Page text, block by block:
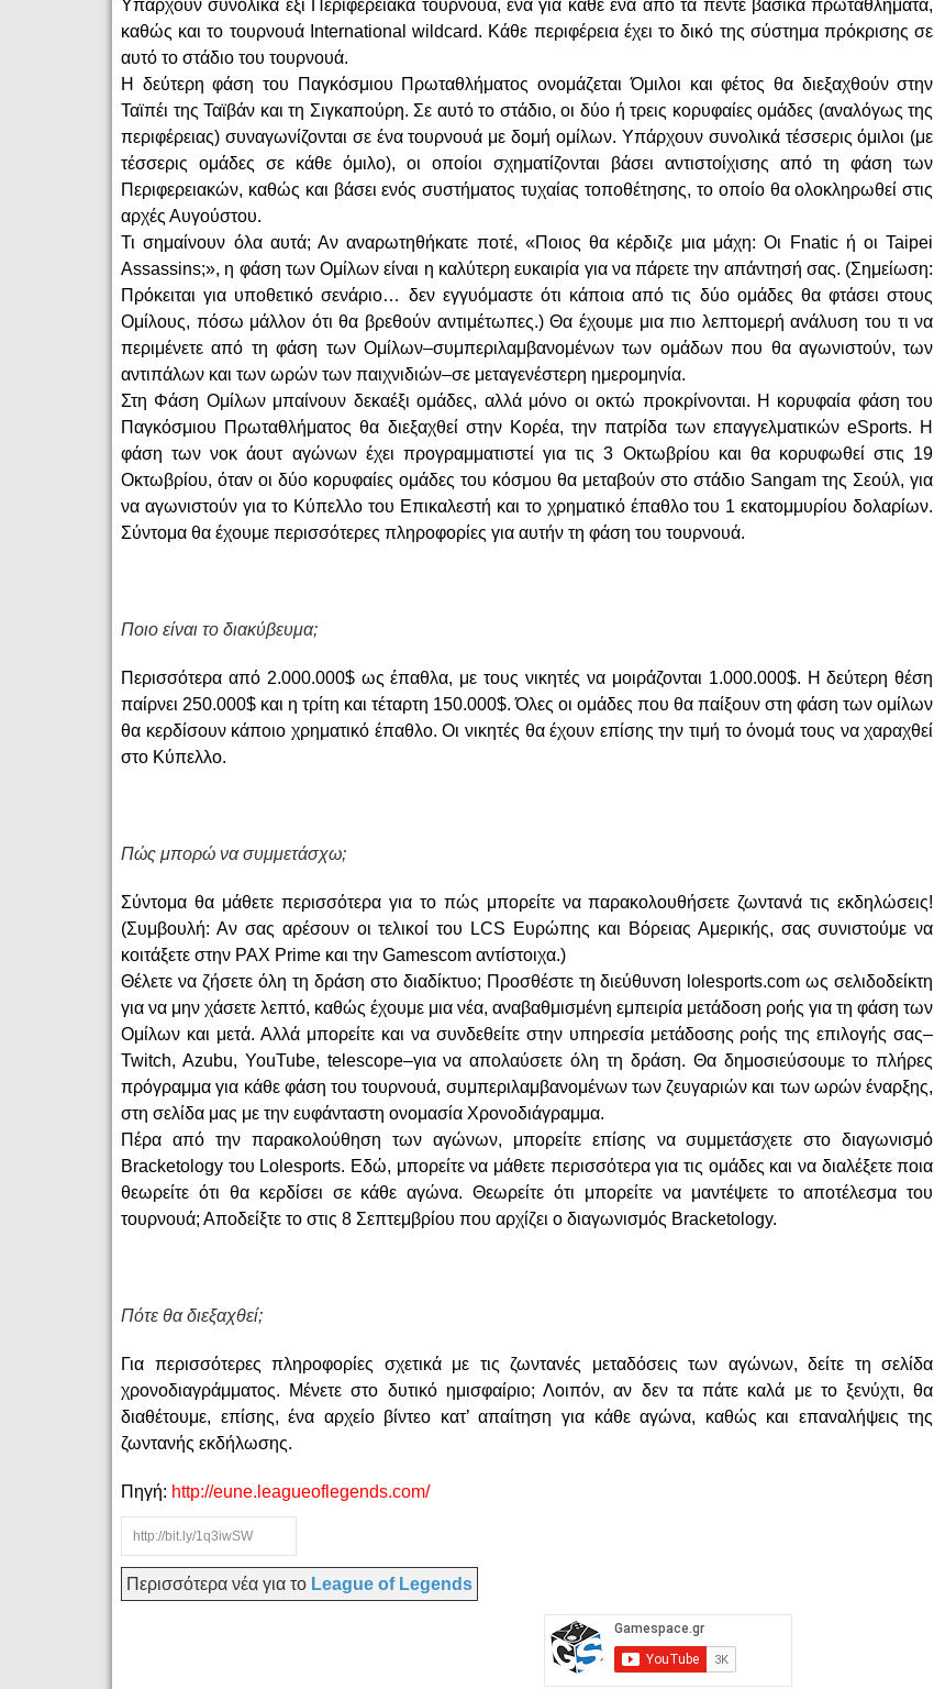
Υπάρχουν συνολικά έξι Περιφερειακά τουρνουά, ένα για κάθε ένα από τα πέντε βασικά πρωταθλήματα,
καθώς και το τουρνουά International wildcard. Κάθε περιφέρεια έχει το δικό της σύστημα πρόκρισης σε
αυτό το στάδιο του τουρνουά.
Η δεύτερη φάση του Παγκόσμιου Πρωταθλήματος ονομάζεται Όμιλοι και φέτος θα διεξαχθούν στην
Ταϊπέι της Ταϊβάν και τη Σιγκαπούρη. Σε αυτό το στάδιο, οι δύο ή τρεις κορυφαίες ομάδες (αναλόγως της
περιφέρειας) συναγωνίζονται σε ένα τουρνουά με δομή ομίλων. Υπάρχουν συνολικά τέσσερις όμιλοι (με
τέσσερις ομάδες σε κάθε όμιλο), οι οποίοι σχηματίζονται βάσει αντιστοίχισης από τη φάση των
Περιφερειακών, καθώς και βάσει ενός συστήματος τυχαίας τοποθέτησης, το οποίο θα ολοκληρωθεί στις
αρχές Αυγούστου.
Τι σημαίνουν όλα αυτά; Αν αναρωτηθήκατε ποτέ, «Ποιος θα κέρδιζε μια μάχη: Οι Fnatic ή οι Taipei
Assassins;», η φάση των Ομίλων είναι η καλύτερη ευκαιρία για να πάρετε την απάντησή σας. (Σημείωση:
Πρόκειται για υποθετικό σενάριο… δεν εγγυόμαστε ότι κάποια από τις δύο ομάδες θα φτάσει στους
Ομίλους, πόσω μάλλον ότι θα βρεθούν αντιμέτωπες.) Θα έχουμε μια πιο λεπτομερή ανάλυση του τι να
περιμένετε από τη φάση των Ομίλων–συμπεριλαμβανομένων των ομάδων που θα αγωνιστούν, των
αντιπάλων και των ωρών των παιχνιδιών–σε μεταγενέστερη ημερομηνία.
Στη Φάση Ομίλων μπαίνουν δεκαέξι ομάδες, αλλά μόνο οι οκτώ προκρίνονται. Η κορυφαία φάση του
Παγκόσμιου Πρωταθλήματος θα διεξαχθεί στην Κορέα, την πατρίδα των επαγγελματικών eSports. Η
φάση των νοκ άουτ αγώνων έχει προγραμματιστεί για τις 3 Οκτωβρίου και θα κορυφωθεί στις 19
Οκτωβρίου, όταν οι δύο κορυφαίες ομάδες του κόσμου θα μεταβούν στο στάδιο Sangam της Σεούλ, για
να αγωνιστούν για το Κύπελλο του Επικαλεστή και το χρηματικό έπαθλο του 1 εκατομμυρίου δολαρίων.
Σύντομα θα έχουμε περισσότερες πληροφορίες για αυτήν τη φάση του τουρνουά.
Ποιο είναι το διακύβευμα;
Περισσότερα από 2.000.000$ ως έπαθλα, με τους νικητές να μοιράζονται 1.000.000$. Η δεύτερη θέση
παίρνει 250.000$ και η τρίτη και τέταρτη 150.000$. Όλες οι ομάδες που θα παίξουν στη φάση των ομίλων
θα κερδίσουν κάποιο χρηματικό έπαθλο. Οι νικητές θα έχουν επίσης την τιμή το όνομά τους να χαραχθεί
στο Κύπελλο.
Πώς μπορώ να συμμετάσχω;
Σύντομα θα μάθετε περισσότερα για το πώς μπορείτε να παρακολουθήσετε ζωντανά τις εκδηλώσεις!
(Συμβουλή: Αν σας αρέσουν οι τελικοί του LCS Ευρώπης και Βόρειας Αμερικής, σας συνιστούμε να
κοιτάξετε στην PAX Prime και την Gamescom αντίστοιχα.)
Θέλετε να ζήσετε όλη τη δράση στο διαδίκτυο; Προσθέστε τη διεύθυνση lolesports.com ως σελιδοδείκτη
για να μην χάσετε λεπτό, καθώς έχουμε μια νέα, αναβαθμισμένη εμπειρία μετάδοση ροής για τη φάση των
Ομίλων και μετά. Αλλά μπορείτε και να συνδεθείτε στην υπηρεσία μετάδοσης ροής της επιλογής σας–
Twitch, Azubu, YouTube, telescope–για να απολαύσετε όλη τη δράση. Θα δημοσιεύσουμε το πλήρες
πρόγραμμα για κάθε φάση του τουρνουά, συμπεριλαμβανομένων των ζευγαριών και των ωρών έναρξης,
στη σελίδα μας με την ευφάνταστη ονομασία Χρονοδιάγραμμα.
Πέρα από την παρακολούθηση των αγώνων, μπορείτε επίσης να συμμετάσχετε στο διαγωνισμό
Bracketology του Lolesports. Εδώ, μπορείτε να μάθετε περισσότερα για τις ομάδες και να διαλέξετε ποια
θεωρείτε ότι θα κερδίσει σε κάθε αγώνα. Θεωρείτε ότι μπορείτε να μαντέψετε το αποτέλεσμα του
τουρνουά; Αποδείξτε το στις 8 Σεπτεμβρίου που αρχίζει ο διαγωνισμός Bracketology.
Πότε θα διεξαχθεί;
Για περισσότερες πληροφορίες σχετικά με τις ζωντανές μεταδόσεις των αγώνων, δείτε τη σελίδα
χρονοδιαγράμματος. Μένετε στο δυτικό ημισφαίριο; Λοιπόν, αν δεν τα πάτε καλά με το ξενύχτι, θα
διαθέτουμε, επίσης, ένα αρχείο βίντεο κατ’ απαίτηση για κάθε αγώνα, καθώς και επαναλήψεις της
ζωντανής εκδήλωσης.
Πηγή: http://eune.leagueoflegends.com/
Περισσότερα νέα για το League of Legends